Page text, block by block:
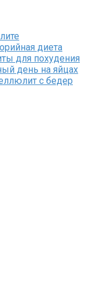
диета
для похудения
день на яйцах
с бедер